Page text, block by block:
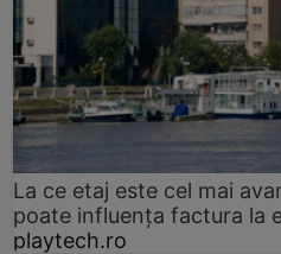
La ce etaj este cel mai
poate influența factura la
playtech.ro